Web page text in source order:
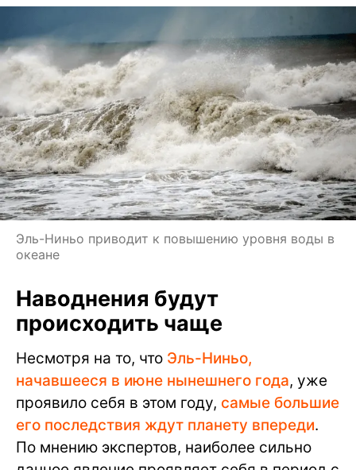
Эль-Ниньо приводит к повышению уровня воды в
океане
Наводнения будут
происходить чаще
Несмотря на то, что Эль-Ниньо,
начавшееся в июне нынешнего года, уже
проявило себя в этом году, самые большие
его последствия ждут планету впереди.
По мнению экспертов, наиболее сильно